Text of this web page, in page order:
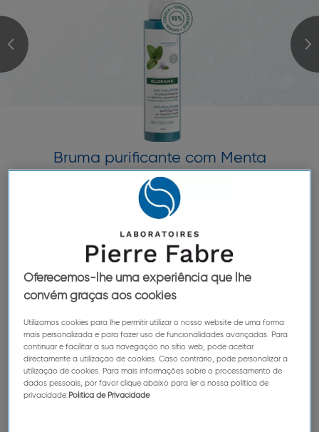
Bruma purificante com Menta
Aquática
DESCOBRIR
Foco na Klorane Botanical
Foundation
Oferecemos-lhe uma experiência que lhe
convém graças aos cookies
Utilizamos cookies para lhe permitir utilizar o nosso website de uma forma
mais personalizada e para fazer uso de funcionalidades avançadas. Para
continuar e facilitar a sua navegação no sítio web, pode aceitar
directamente a utilização de cookies. Caso contrário, pode personalizar a
utilização de cookies. Para mais informações sobre o processamento de
dados pessoais, por favor clique abaixo para ler a nossa política de
privacidade: Política de Privacidade